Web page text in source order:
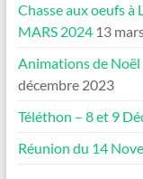
Chasse aux oeufs
MARS 2024 13
Animations de Noël
décembre 2023
Téléthon – 8 et 9
Réunion du 14